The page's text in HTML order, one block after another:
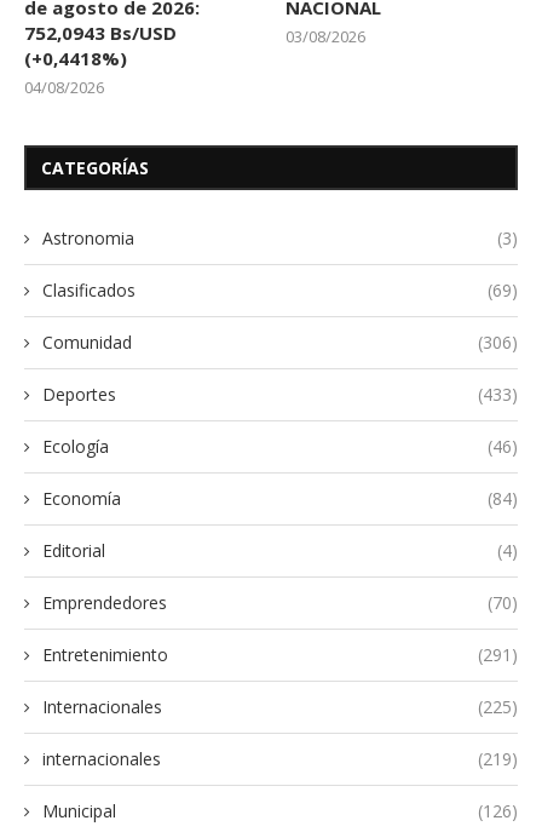
de agosto de 2026:
752,0943 Bs/USD
(+0,4418%)
04/08/2026
NACIONAL
03/08/2026
CATEGORÍAS
Astronomia (3)
Clasificados (69)
Comunidad (306)
Deportes (433)
Ecología (46)
Economía (84)
Editorial (4)
Emprendedores (70)
Entretenimiento (291)
Internacionales (225)
internacionales (219)
Municipal (126)